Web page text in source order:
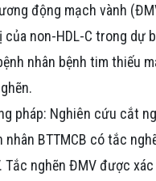
động mạch vành
non-HDL-C trong dự
nhân bệnh tim thiếu
pháp: Nghiên cứu cắt
nhân BTTMCB có tắc
nghẽn ĐMV được